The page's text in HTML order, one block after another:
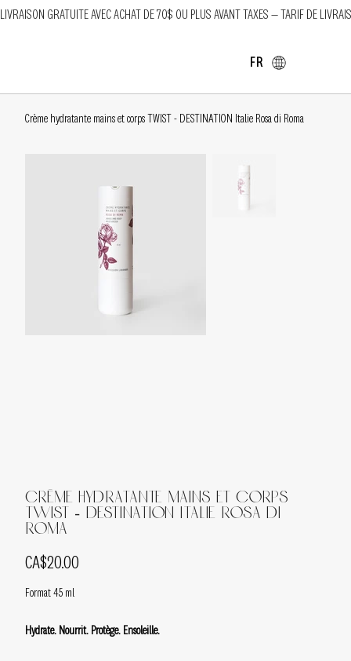
LIVRAISON GRATUITE AVEC ACHAT DE 70$ OU PLUS AVANT TAXES — TARIF DE
FR
Crème hydratante mains et corps TWIST - DESTINATION Italie Rosa di Roma
Crème hydratante mains et corps
TWIST - DESTINATION Italie Rosa di
Roma
Price
CA$20.00
Format 45 ml
Hydrate. Nourrit. Protège. Ensoleille.